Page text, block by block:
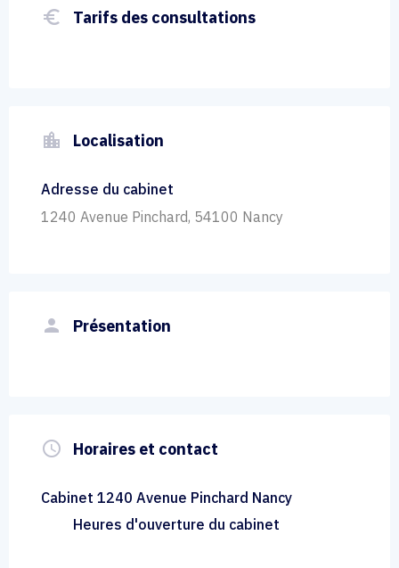
euro_symbol Tarifs des consultations
location_city Localisation
Adresse du cabinet
1240 Avenue Pinchard, 54100 Nancy
person Présentation
query_builder Horaires et contact
Cabinet 1240 Avenue Pinchard Nancy
Heures d'ouverture du cabinet